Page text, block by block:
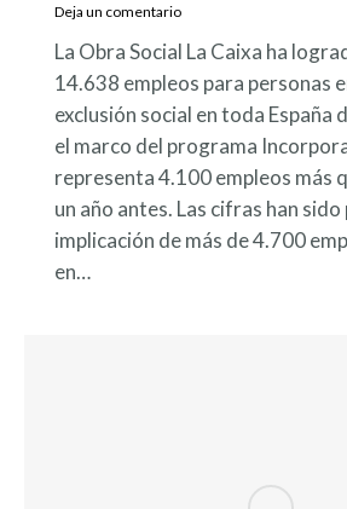
Deja un comentario
La Obra Social La Caixa ha
14.638 empleos para personas
exclusión social en toda España
el marco del programa
representa 4.100 empleos más
un año antes. Las cifras han
implicación de más de 4.700
en…